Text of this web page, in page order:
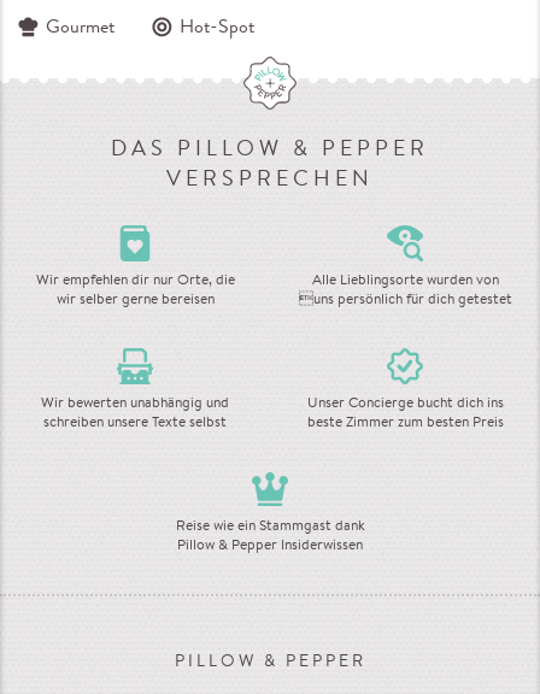
Gourmet Hot-Spot
DAS PILLOW & PEPPER
VERSPRECHEN
Wir empfehlen dir nur Orte, die
wir selber gerne bereisen
Alle Lieblingsorte wurden von
uns persönlich für dich getestet
Wir bewerten unabhängig und
schreiben unsere Texte selbst
Unser Concierge bucht dich ins
beste Zimmer zum besten Preis
Reise wie ein Stammgast dank
Pillow & Pepper Insiderwissen
PILLOW & PEPPER